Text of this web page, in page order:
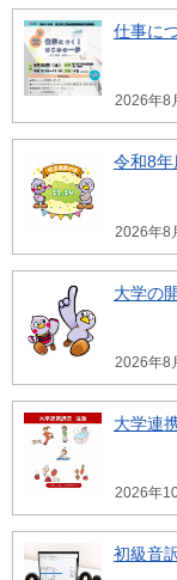
仕事に
2026年8
令和8
2026年8
大学の
2026年8
大学連
2026年
初級音